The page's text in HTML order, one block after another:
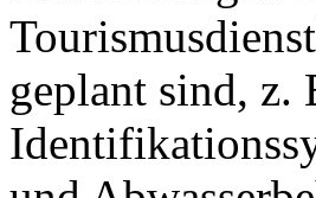
geplant sind, z.